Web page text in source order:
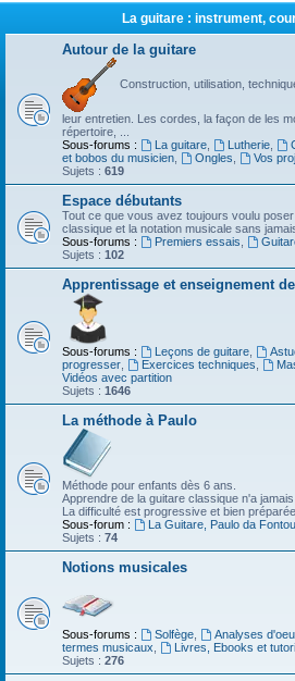
La guitare : instrument,
Autour de la guitare
Construction, utilisation,
leur entretien. Les cordes, la façon de les
répertoire, ...
Sous-forums :
La guitare, Lutherie,
et bobos du musicien
Ongles
Vos
Sujets : 619
Espace débutants
Tout ce que vous avez toujours voulu
classique et la notation musicale sans
Sous-forums :
Premiers essais
Sujets : 102
Apprentissage et enseignement
Sous-forums : Leçons de guitare,
progresser
Exercices techniques
Vidéos avec partition
Sujets : 1646
La méthode à Paulo
Méthode pour enfants dès 6 ans.
Apprendre de la guitare classique n'a
La difficulté est progressive et bien préparée.
Sous-forum :
La Guitare, Paulo da
Sujets : 74
Notions musicales
Sous-forums : Solfège, Analyses
termes musicaux
Livres, Ebooks et
Sujets : 276